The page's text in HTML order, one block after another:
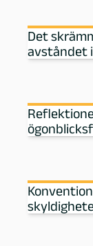
Det
avståndet